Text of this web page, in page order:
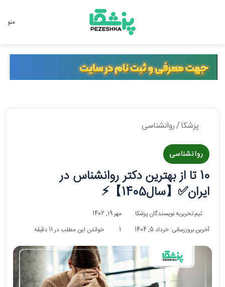
منو
پزشکا/روانشناسی
روانشناسی
10 تا از بهترین دکتر روانشناس در
ایران✅【سال1405】⚡
تیم تحریریه نویسندگان پزشکا
مهر 19, 1402
آخرین بروزرسانی: خرداد 5, 1404
1 خواندن این مطلب در 11 دقیقه